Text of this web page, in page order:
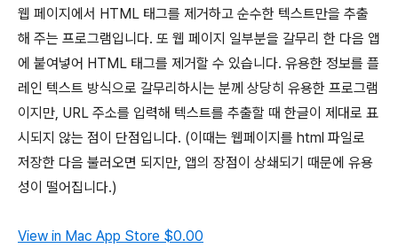
웹 페이지에서 HTML 태그를 제거하고 순수한 텍스트만을 추출
해 주는 프로그램입니다. 또 웹 페이지 일부분을 갈무리 한 다음 앱
에 붙여넣어 HTML 태그를 제거할 수 있습니다. 유용한 정보를 플
레인 텍스트 방식으로 갈무리하시는 분께 상당히 유용한 프로그램
이지만, URL 주소를 입력해 텍스트를 추출할 때 한글이 제대로 표
시되지 않는 점이 단점입니다. (이때는 웹페이지를 html 파일로
저장한 다음 불러오면 되지만, 앱의 장점이 상쇄되기 때문에 유용
성이 떨어집니다.)
View in Mac App Store $0.00